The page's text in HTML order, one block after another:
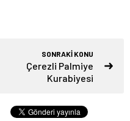
SONRAKİ KONU
Çerezli Palmiye
Kurabiyesi